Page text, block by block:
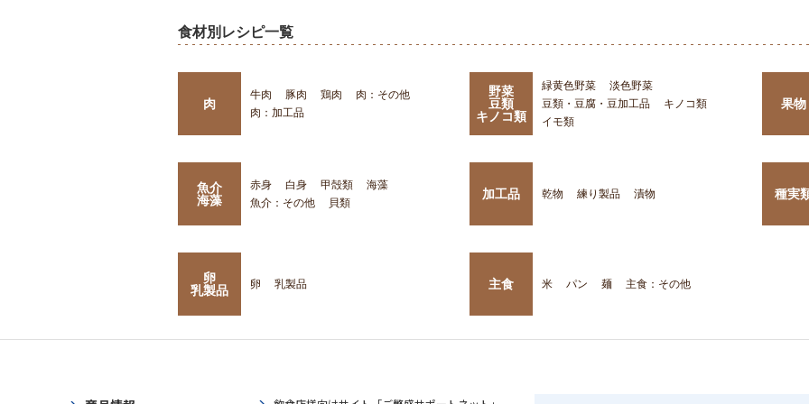
食材別レシピ一覧
肉
牛肉 豚肉 鶏肉
肉：その他
肉：加工品
野菜
豆類
キノコ類
緑黄色野菜
淡色野菜
豆類・豆腐・豆加工品
キノコ類
イモ類
果物
魚介
海藻
赤身 白身 甲殻類
海藻
魚介：その他
貝類
加工品 乾物 練り製品 漬物 種実
卵
乳製品
卵 乳製品 主食 米 パン 麺 主食：その他